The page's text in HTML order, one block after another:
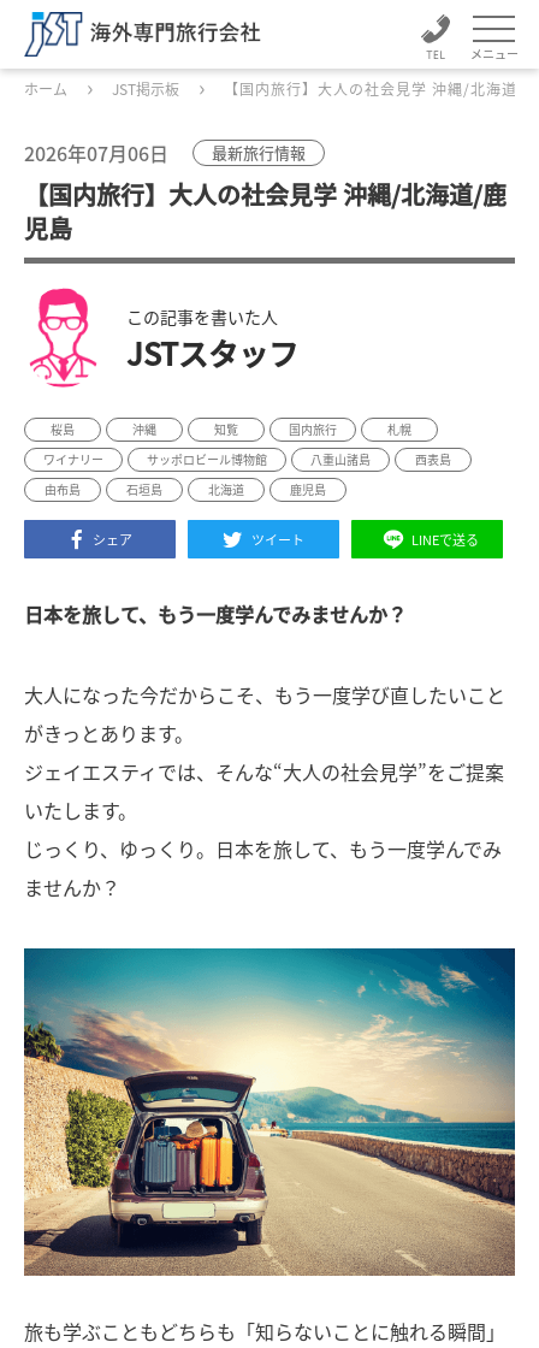
メニュー
ホーム JST掲示板 【国内旅行】大人の社会見学 沖縄/北海道/
2026年07月06日 最新旅行情報
【国内旅行】大人の社会見学 沖縄/北海道/鹿
児島
この記事を書いた人
JSTスタッフ
桜島 沖縄 知覧 国内旅行
札幌
ワイナリー
サッポロビール博物館 八重山諸島
西表島
由布島
石垣島 北海道 鹿児島
シェア ツイート LINEで送る
日本を旅して、もう一度学んでみませんか？
大人になった今だからこそ、もう一度学び直したいこと
がきっとあります。
ジェイエスティでは、そんな“大人の社会見学”をご提案
いたします。
じっくり、ゆっくり。日本を旅して、もう一度学んでみ
ませんか？
旅も学ぶこともどちらも「知らないことに触れる瞬間」